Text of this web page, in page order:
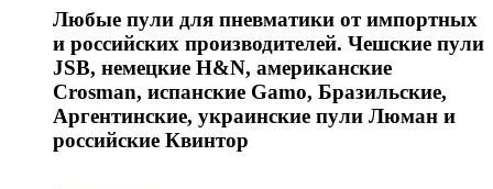
Любые пули для пневматики от импортных
и российских производителей. Чешские пули
JSB, немецкие H&N, американские
Crosman, испанские Gamo, Бразильские,
Аргентинские, украинские пули Люман и
российские Квинтор